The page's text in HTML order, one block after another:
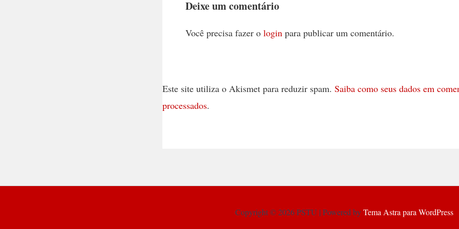
Deixe um comentário
Você precisa fazer o login para publicar um comentário.
Este site utiliza o Akismet para reduzir spam. Saiba como seus dados em
processados.
Copyright © 2026 PSTU | Powered byTema Astra para WordPress